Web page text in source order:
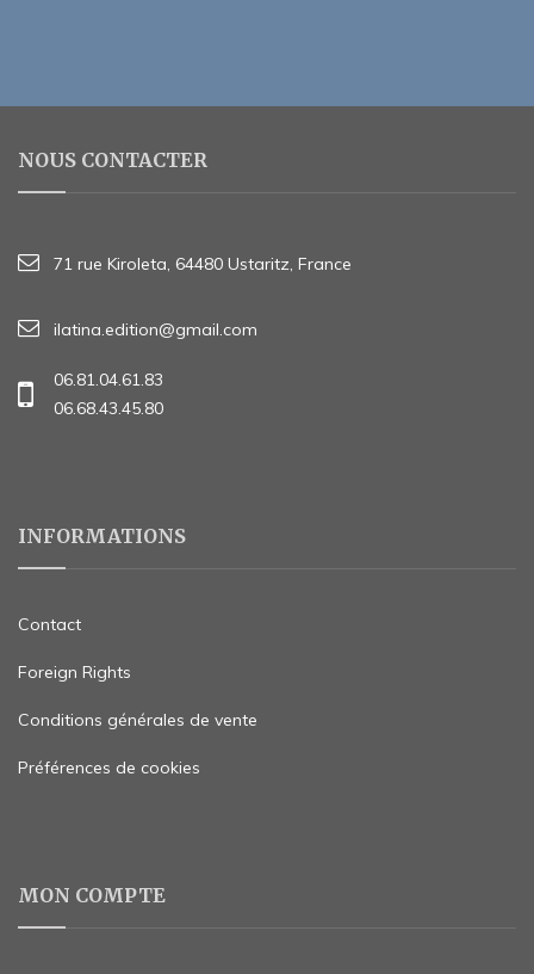
NOUS CONTACTER
71 rue Kiroleta, 64480 Ustaritz, France
ilatina.edition@gmail.com
06.81.04.61.83
06.68.43.45.80
INFORMATIONS
Contact
Foreign Rights
Conditions générales de vente
Préférences de cookies
MON COMPTE